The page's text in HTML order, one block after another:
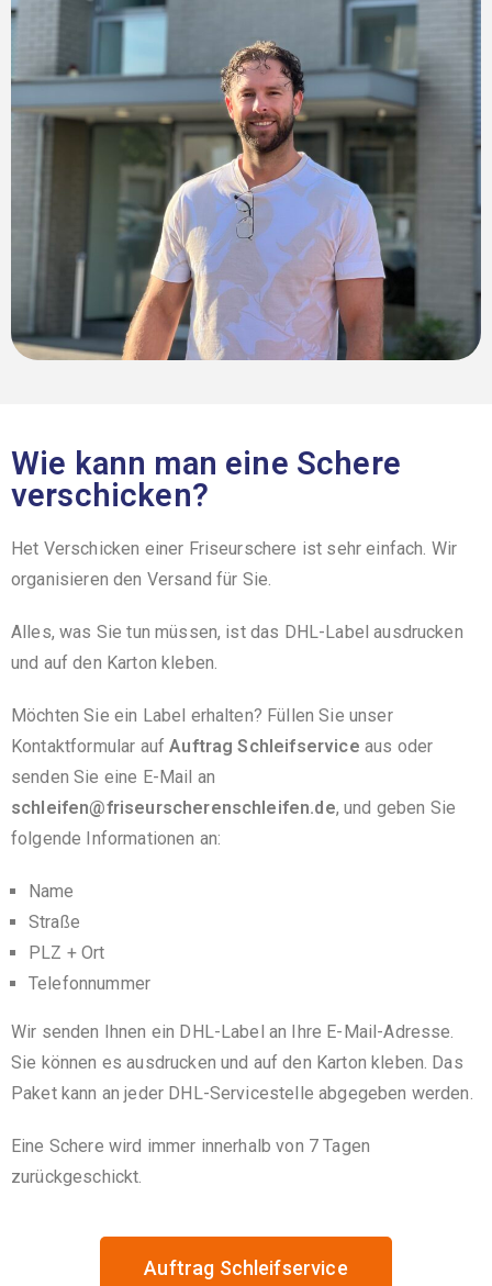
Wie kann man eine Schere
verschicken?
Het Verschicken einer Friseurschere ist sehr einfach. Wir
organisieren den Versand für Sie.
Alles, was Sie tun müssen, ist das DHL-Label ausdrucken
und auf den Karton kleben.
Möchten Sie ein Label erhalten? Füllen Sie unser
Kontaktformular aufAuftrag Schleifservice aus oder
senden Sie eine E-Mail an
schleifen@friseurscherenschleifen.de, und geben Sie
folgende Informationen an:
Name
Straße
PLZ + Ort
Telefonnummer
Wir senden Ihnen ein DHL-Label an Ihre E-Mail-Adresse.
Sie können es ausdrucken und auf den Karton kleben. Das
Paket kann an jeder DHL-Servicestelle abgegeben werden.
Eine Schere wird immer innerhalb von 7 Tagen
zurückgeschickt.
Auftrag Schleifservice